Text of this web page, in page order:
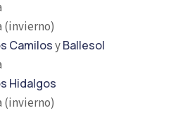
(invierno)
CamilosyBallesol
Hidalgos
(invierno)